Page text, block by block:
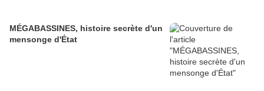
MÉGABASSINES, histoire secrète d'un
mensonge d'État